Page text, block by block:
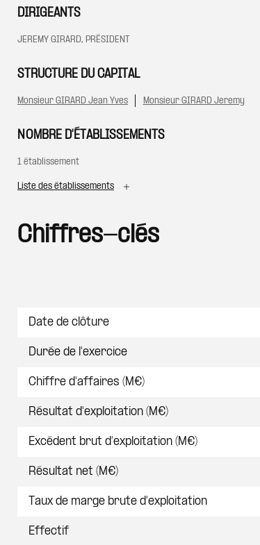
DIRIGEANTS
JEREMY GIRARD, PRÉSIDENT
STRUCTURE DU CAPITAL
Monsieur GIRARD Jean Yves Monsieur GIRARD Jeremy
NOMBRE D'ÉTABLISSEMENTS
1 établissement
Liste des établissements
Chiffres-clés
Date de clôture
Durée de l'exercice
Chiffre d'affaires (M€)
Résultat d'exploitation (M€)
Excédent brut d’exploitation (M€)
Résultat net (M€)
Taux de marge brute d'exploitation
Effectif